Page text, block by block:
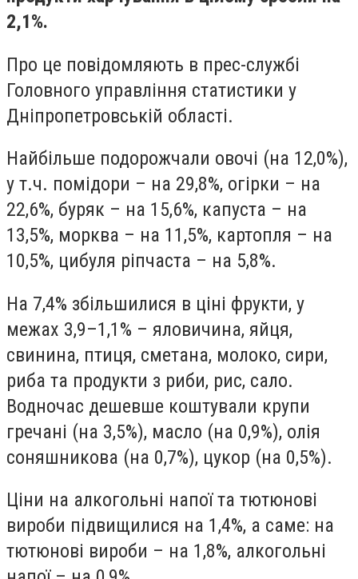
2,1%.
Про це повідомляють в прес-службі
Головного управління статистики у
Дніпропетровській області.
Найбільше подорожчали овочі (на 12,0%),
у т.ч. помідори – на 29,8%, огірки – на
22,6%, буряк – на 15,6%, капуста – на
13,5%, морква – на 11,5%, картопля – на
10,5%, цибуля ріпчаста – на 5,8%.
На 7,4% збільшилися в ціні фрукти, у
межах 3,9–1,1% – яловичина, яйця,
свинина, птиця, сметана, молоко, сири,
риба та продукти з риби, рис, сало.
Водночас дешевше коштували крупи
гречані (на 3,5%), масло (на 0,9%), олія
соняшникова (на 0,7%), цукор (на 0,5%).
Ціни на алкогольні напої та тютюнові
вироби підвищилися на 1,4%, а саме: на
тютюнові вироби – на 1,8%, алкогольні